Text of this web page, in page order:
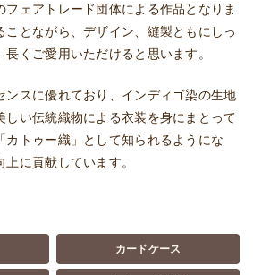
フェアトレード団体による作品となりま
とながら、デザイン、縫製ともにしっ
くご愛用いただけると思います。
ンスに優れており、インディゴ染の生地
しい伝統織物による衣装を身にまとって
カトゥー織」として知られるようにな
に貢献しています。
カードケース